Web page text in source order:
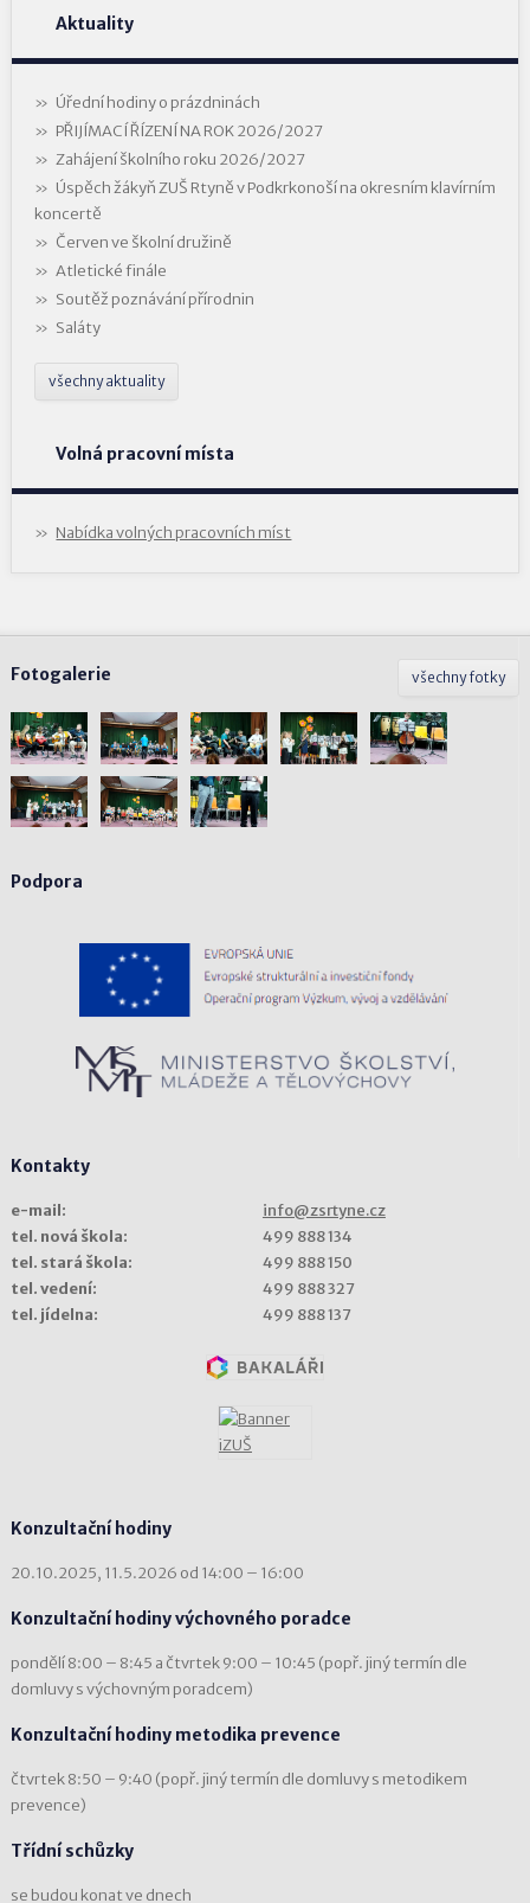
Aktuality
Úřední hodiny o prázdninách
PŘIJÍMACÍ ŘÍZENÍ NA ROK 2026/2027
Zahájení školního roku 2026/2027
Úspěch žákyň ZUŠ Rtyně v Podkrkonoší na okresním klavírním
koncertě
Červen ve školní družině
Atletické finále
Soutěž poznávání přírodnin
Saláty
všechny aktuality
Volná pracovní místa
Nabídka volných pracovních míst
všechny fotky
Fotogalerie
Podpora
Kontakty
e-mail:
info@zsrtyne.cz
tel. nová škola:
499 888 134
tel. stará škola:
499 888 150
tel. vedení:
499 888 327
tel. jídelna:
499 888 137
Konzultační hodiny
20.10.2025, 11.5.2026 od 14:00 – 16:00
Konzultační hodiny výchovného poradce
pondělí 8:00 – 8:45 a čtvrtek 9:00 – 10:45 (popř. jiný termín dle
domluvy s výchovným poradcem)
Konzultační hodiny metodika prevence
čtvrtek 8:50 – 9:40 (popř. jiný termín dle domluvy s metodikem
prevence)
Třídní schůzky
se budou konat ve dnech